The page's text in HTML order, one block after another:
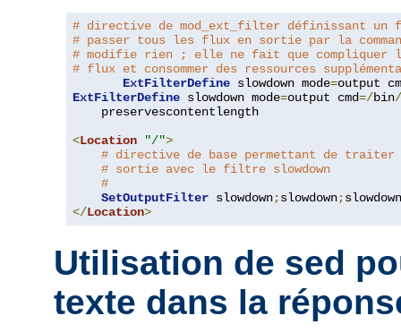
# directive de mod_ext_filter définissant
# passer tous les flux en sortie par la
# modifie rien ; elle ne fait que compliquer le
# flux et consommer des ressources
ExtFilterDefine slowdown mode=output
ExtFilterDefine slowdown mode=output cmd=/bin/
    preservescontentlength
<Location "/">
# directive de base permettant de
# sortie avec le filtre slowdown
#
SetOutputFilter slowdown;slowdown;
</Location>
Utilisation de sed
texte dans la